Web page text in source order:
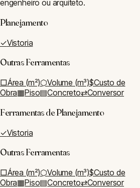
engenheiro ou arquiteto.
Planejamento
✓Vistoria
Outras Ferramentas
□Área (m²)⬡Volume (m³)$Custo de
Obra▦Piso▤Concreto⇄Conversor
Ferramentas dePlanejamento
✓Vistoria
Outras Ferramentas
□Área (m²)⬡Volume (m³)$Custo de
Obra▦Piso▤Concreto⇄Conversor